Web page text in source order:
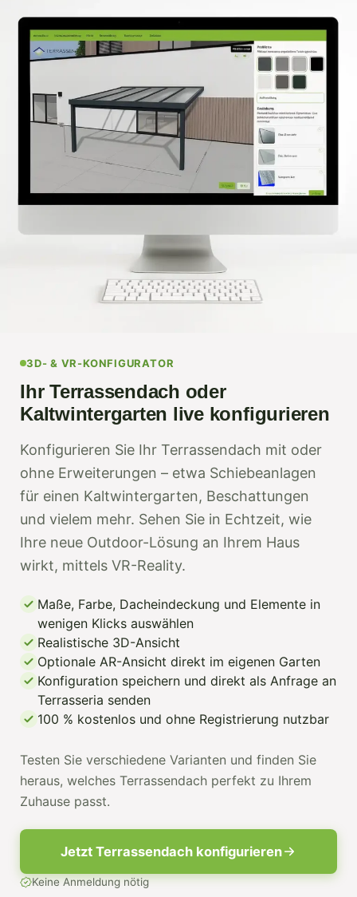
3D- & VR-KONFIGURATOR
Ihr Terrassendach oder
Kaltwintergarten live konfigurieren
Konfigurieren Sie Ihr Terrassendach mit oder
ohne Erweiterungen – etwa Schiebeanlagen
für einen Kaltwintergarten, Beschattungen
und vielem mehr. Sehen Sie in Echtzeit, wie
Ihre neue Outdoor-Lösung an Ihrem Haus
wirkt, mittels VR-Reality.
Maße, Farbe, Dacheindeckung und Elemente in
wenigen Klicks auswählen
Realistische 3D-Ansicht
Optionale AR-Ansicht direkt im eigenen Garten
Konfiguration speichern und direkt als Anfrage an
Terrasseria senden
100 % kostenlos und ohne Registrierung nutzbar
Testen Sie verschiedene Varianten und finden Sie
heraus, welches Terrassendach perfekt zu Ihrem
Zuhause passt.
Jetzt Terrassendach konfigurieren
Keine Anmeldung nötig